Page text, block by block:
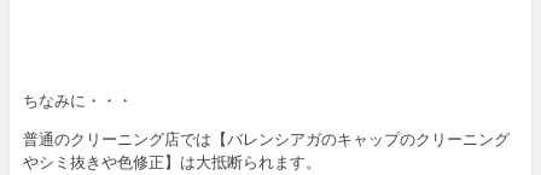
ちなみに・・・
普通のクリーニング店では【バレンシアガのキャップのクリーニング
やシミ抜きや色修正】は大抵断られます。